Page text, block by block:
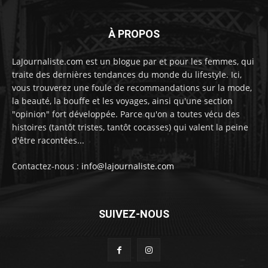
À PROPOS
LaJournaliste.com est un blogue par et pour les femmes, qui
traite des dernières tendances du monde du lifestyle. Ici,
vous trouverez une foule de recommandations sur la mode,
la beauté, la bouffe et les voyages, ainsi qu'une section
"opinion" fort développée. Parce qu'on a toutes vécu des
histoires (tantôt tristes, tantôt cocasses) qui valent la peine
d'être racontées...
Contactez-nous : info@lajournaliste.com
SUIVEZ-NOUS